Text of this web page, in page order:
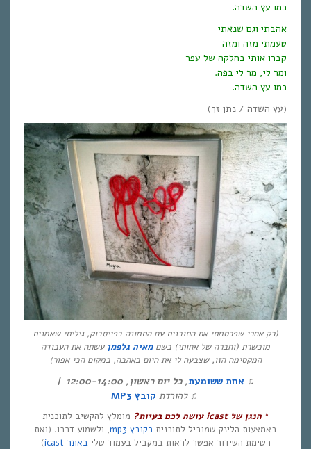
כמו עץ השדה.
אהבתי וגם שנאתי
טעמתי מזה ומזה
קברו אותי בחלקה של עפר
ומר לי, מר לי בפה.
כמו עץ השדה.
(עץ השדה / נתן זך)
(רק אחרי שפרסמתי את התוכנית עם התמונה בפייסבוק, גיליתי שאמנית
מוכשרת (וחברה של אחותי) בשםמאיה גלפמן עשתה את העבודה
המקסימה הזו, שצבעה לי את היום באהבה, במקום הכי אפור)
♫ אחת ששומעת,כל יום ראשון, 12:00-14:00
|
♫ להורדת קובץ MP3
* הנגן שלicast עושה לכם בעיות? מומלץ להקשיב לתוכנית
באמצעות הלינק שמוביל לתוכנית כקובץ mp3
, ולשמוע דרכו. (ואת
רשימת השידור אפשר לראות במקביל בעמוד שליבאתר icast )